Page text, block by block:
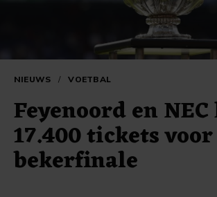
NIEUWS / VOETBAL
Feyenoord en
17.400 tickets voor
bekerfinale